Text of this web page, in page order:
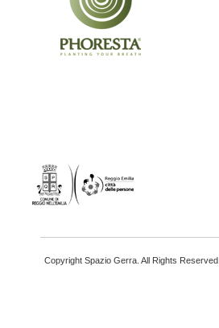
Copyright Spazio Gerra. All Rights Reserved.